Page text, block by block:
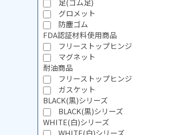
足(ゴム足)
グロメット
防塵ゴム
FDA認証材料使用商品
フリーストップヒンジ
マグネット
耐油商品
フリーストップヒンジ
ガスケット
BLACK(黒)シリーズ
BLACK(黒)シリーズ
WHITE(白)シリーズ
WHITE(白)シリーズ